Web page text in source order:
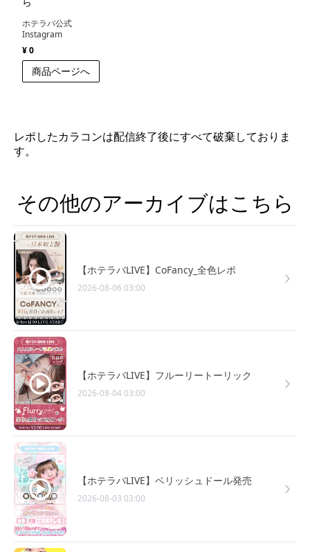
ホテラバ公式
Instagram
¥ 0
商品ページへ
レポしたカラコンは配信終了後にすべて破棄しておりま
す。
その他のアーカイブはこちら
【ホテラバLIVE】CoFancy_全色レポ
2026-08-06 03:00
【ホテラバLIVE】フルーリートーリック
2026-08-04 03:00
【ホテラバLIVE】ベリッシュドール発売
2026-08-03 03:00